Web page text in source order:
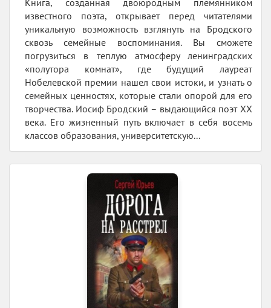
Книга, созданная двоюродным племянником
известного поэта, открывает перед читателями
уникальную возможность взглянуть на Бродского
сквозь семейные воспоминания. Вы сможете
погрузиться в теплую атмосферу ленинградских
«полутора комнат», где будущий лауреат
Нобелевской премии нашел свои истоки, и узнать о
семейных ценностях, которые стали опорой для его
творчества. Иосиф Бродский – выдающийся поэт XX
века. Его жизненный путь включает в себя восемь
классов образования, университетскую...